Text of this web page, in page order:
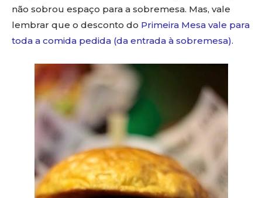
não sobrou espaço para a sobremesa. Mas, vale
lembrar que o desconto do Primeira Mesa vale para
toda a comida pedida (da entrada à sobremesa).